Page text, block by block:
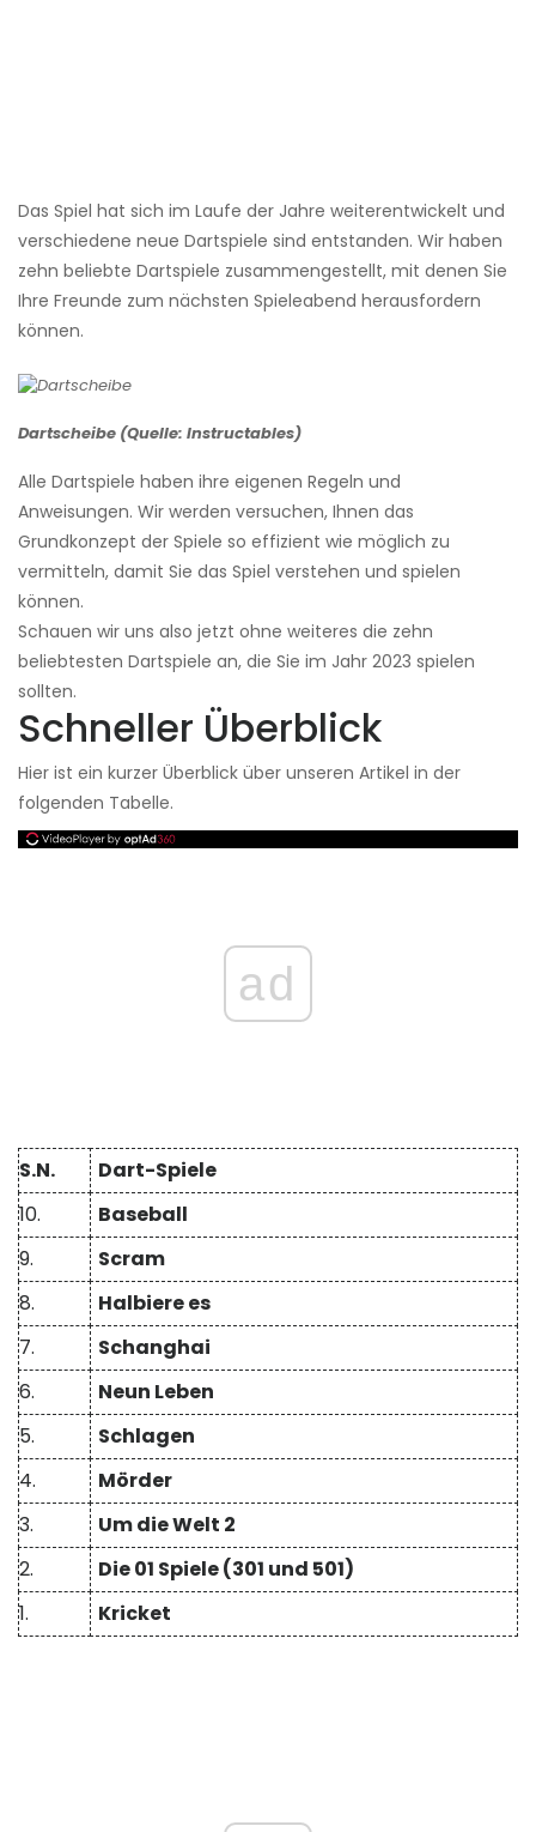
Das Spiel hat sich im Laufe der Jahre weiterentwickelt und
verschiedene neue Dartspiele sind entstanden. Wir haben
zehn beliebte Dartspiele zusammengestellt, mit denen Sie
Ihre Freunde zum nächsten Spieleabend herausfordern
können.
Dartscheibe (Quelle: Instructables)
Alle Dartspiele haben ihre eigenen Regeln und
Anweisungen. Wir werden versuchen, Ihnen das
Grundkonzept der Spiele so effizient wie möglich zu
vermitteln, damit Sie das Spiel verstehen und spielen
können.
Schauen wir uns also jetzt ohne weiteres die zehn
beliebtesten Dartspiele an, die Sie im Jahr 2023 spielen
sollten.
Schneller Überblick
Hier ist ein kurzer Überblick über unseren Artikel in der
folgenden Tabelle.
ad
S.N.
Dart-Spiele
10.
Baseball
9.
Scram
8.
Halbiere es
7.
Schanghai
6.
Neun Leben
5.
Schlagen
4.
Mörder
3.
Um die Welt 2
2.
Die 01 Spiele (301 und 501)
1.
Kricket